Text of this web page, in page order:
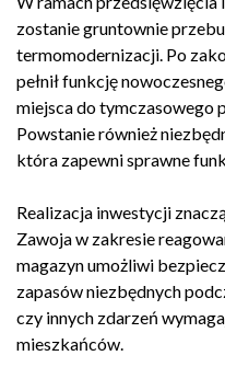
zostanie gruntownie
termomodernizacji. Po
pełnił funkcję
miejsca do tymczasowego
Powstanie również
która zapewni sprawne
Realizacja inwestycji
Zawoja w zakresie
magazyn umożliwi
zapasów niezbędnych
czy innych zdarzeń
mieszkańców.